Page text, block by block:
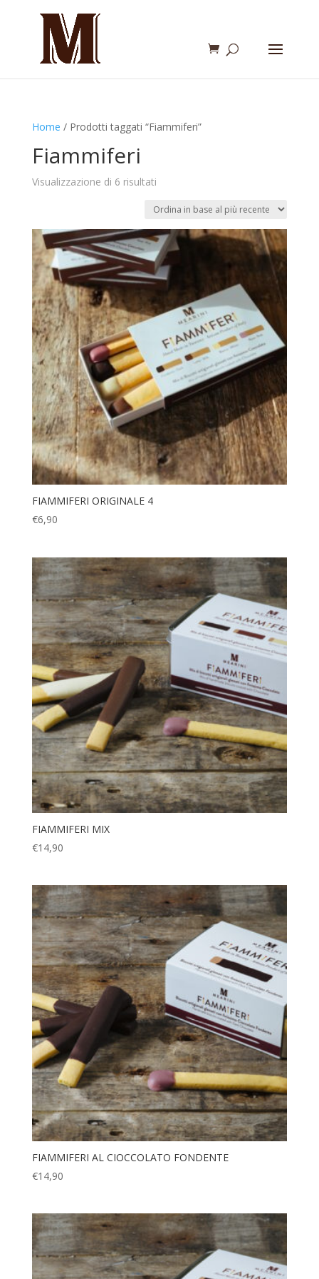
Home / Prodotti taggati “Fiammiferi”
Fiammiferi
Visualizzazione di 6 risultatiOrdina
base
al
più
recente
FIAMMIFERI ORIGINALE 4
€6,90
FIAMMIFERI MIX
€14,90
FIAMMIFERI AL CIOCCOLATO FONDENTE
€14,90